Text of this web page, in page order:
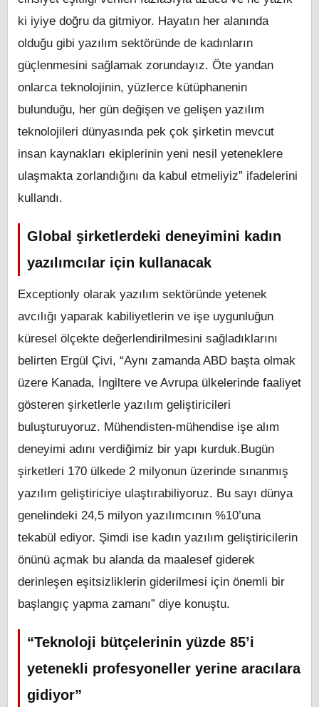
ki iyiye doğru da gitmiyor. Hayatın her alanında
olduğu gibi yazılım sektöründe de kadınların
güçlenmesini sağlamak zorundayız. Öte yandan
onlarca teknolojinin, yüzlerce kütüphanenin
bulunduğu, her gün değişen ve gelişen yazılım
teknolojileri dünyasında pek çok şirketin mevcut
insan kaynakları ekiplerinin yeni nesil yeteneklere
ulaşmakta zorlandığını da kabul etmeliyiz” ifadelerini
kullandı.
Global şirketlerdeki deneyimini kadın
yazılımcılar için kullanacak
Exceptionly olarak yazılım sektöründe yetenek
avcılığı yaparak kabiliyetlerin ve işe uygunluğun
küresel ölçekte değerlendirilmesini sağladıklarını
belirten Ergül Çivi, “Aynı zamanda ABD başta olmak
üzere Kanada, İngiltere ve Avrupa ülkelerinde faaliyet
gösteren şirketlerle yazılım geliştiricileri
buluşturuyoruz. Mühendisten-mühendise işe alım
deneyimi adını verdiğimiz bir yapı kurduk.Bugün
şirketleri 170 ülkede 2 milyonun üzerinde sınanmış
yazılım geliştiriciye ulaştırabiliyoruz. Bu sayı dünya
genelindeki 24,5 milyon yazılımcının %10’una
tekabül ediyor. Şimdi ise kadın yazılım geliştiricilerin
önünü açmak bu alanda da maalesef giderek
derinleşen eşitsizliklerin giderilmesi için önemli bir
başlangıç yapma zamanı” diye konuştu.
“Teknoloji bütçelerinin yüzde 85’i
yetenekli profesyoneller yerine aracılara
gidiyor”